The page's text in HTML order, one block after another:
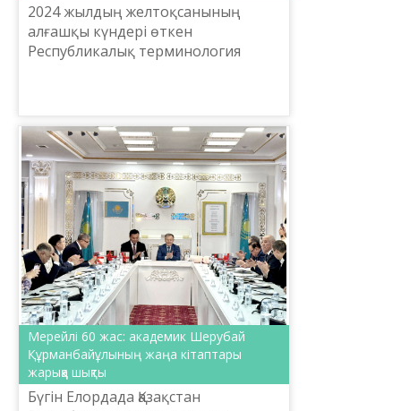
2024 жылдың желтоқсанының
алғашқы күндері өткен
Республикалық терминология
Мерейлі 60 жас: академик Шерубай
Құрманбайұлының жаңа кітаптары
жарыққа шықты
Бүгін Елордада Қазақстан